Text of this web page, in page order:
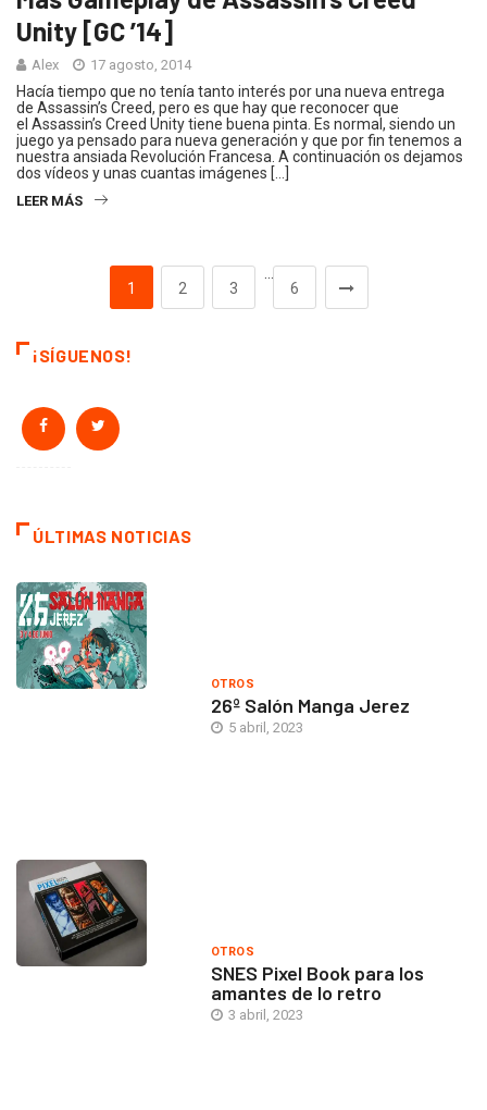
Unity [GC ’14]
Alex 17 agosto, 2014
Hacía tiempo que no tenía tanto interés por una nueva entrega
de Assassin’s Creed, pero es que hay que reconocer que
el Assassin’s Creed Unity tiene buena pinta. Es normal, siendo un
juego ya pensado para nueva generación y que por fin tenemos a
nuestra ansiada Revolución Francesa. A continuación os dejamos
dos vídeos y unas cuantas imágenes […]
LEER MÁS
1 2 3
…
6
¡SÍGUENOS!
ÚLTIMAS NOTICIAS
OTROS
26º Salón Manga Jerez
5 abril, 2023
OTROS
SNES Pixel Book para los
amantes de lo retro
3 abril, 2023